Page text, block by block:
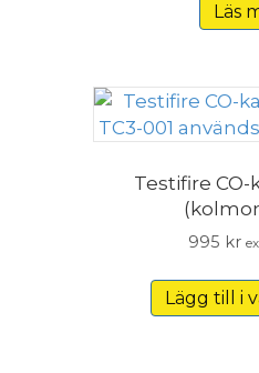
Läs
Testifire CO-
995 kr
Lägg till i